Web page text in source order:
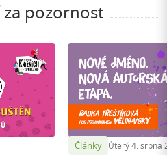
za pozornost
Články Úterý 4. srpna